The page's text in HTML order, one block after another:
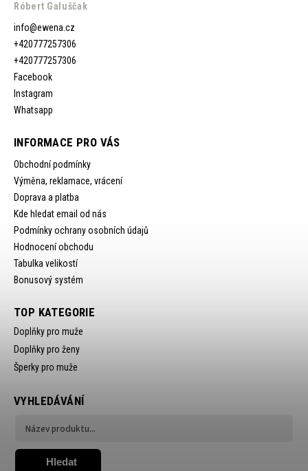
Róbert Galuščak
info@ewena.cz
+420777257306
+420777257306
Facebook
Instagram
Whatsapp
INFORMACE PRO VÁS
Obchodní podmínky
Výměna, reklamace, vrácení
Doprava a platba
Kde hledat email od nás
Podmínky ochrany osobních údajů
Hodnocení obchodu
Tabulka velikostí
Bonusový systém
TOP KATEGORIE
Doplňky pro muže
Doplňky pro ženy
Šperky pro muže
VYHLEDÁVÁNÍ
Hledat